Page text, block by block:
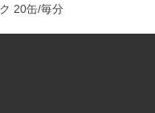
20缶/毎分